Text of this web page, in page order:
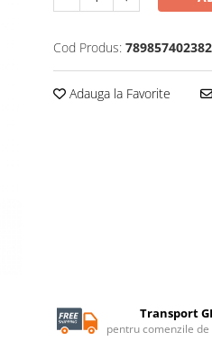
Cod Produs:
Adauga la Favorite
Transport
pentru comenzile de